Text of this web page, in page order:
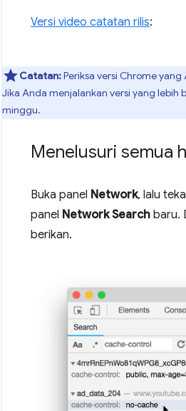
Versi video catatan rilis:
Catatan:Periksa versi Chrome
Jika Anda menjalankan versi yang
minggu.
Menelusuri semua
Buka panel Network, lalu
panel Network Search baru.
berikan.